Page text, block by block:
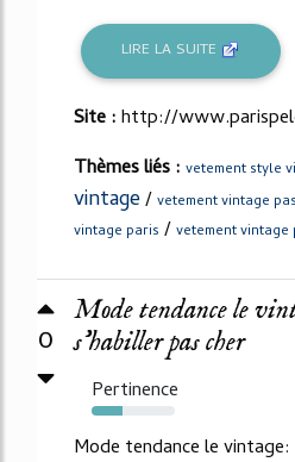
LIRE LA SUITE
Site :http://
Thèmes liés : vetement style
vintage/ vetement vintage
vintage paris / vetement vintage
0
Mode tendance le
s'habiller pas cher
Pertinence
37%
Mode tendance le